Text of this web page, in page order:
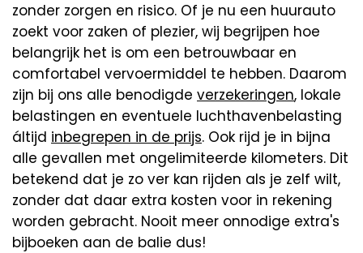
zonder zorgen en risico. Of je nu een huurauto
zoekt voor zaken of plezier, wij begrijpen hoe
belangrijk het is om een betrouwbaar en
comfortabel vervoermiddel te hebben. Daarom
zijn bij ons alle benodigde verzekeringen, lokale
belastingen en eventuele luchthavenbelasting
áltijd inbegrepen in de prijs. Ook rijd je in bijna
alle gevallen met ongelimiteerde kilometers. Dit
betekend dat je zo ver kan rijden als je zelf wilt,
zonder dat daar extra kosten voor in rekening
worden gebracht. Nooit meer onnodige extra's
bijboeken aan de balie dus!